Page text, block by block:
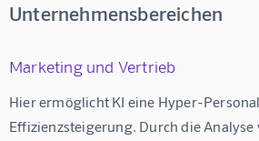
Unternehmensbereichen
Marketing und Vertrieb
Hier ermöglicht KI eine Hyper-
Effizienzsteigerung. Durch die